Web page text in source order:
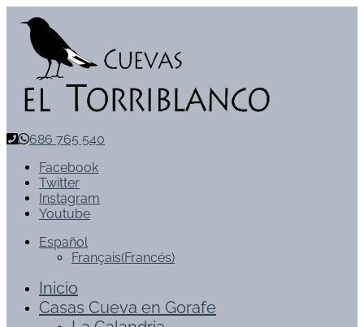
686 765 540
Facebook
Twitter
Instagram
Youtube
Español
Français(Francés)
Inicio
Casas Cueva en Gorafe